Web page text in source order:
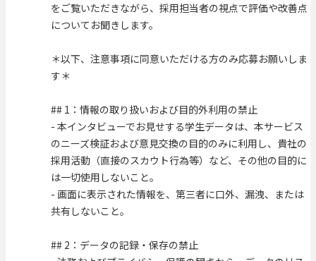
をご覧いただきながら、採用担当者の視点で評価や改善点
についてお聞きします。
＊以下、注意事項に同意いただける方のみ応募お願いしま
す＊
## 1：情報の取り扱いおよび目的外利用の禁止
- 本インタビューでお見せする学生データは、本サービス
のニーズ検証および意見交換の目的のみに利用し、貴社の
採用活動（直接のスカウト行為等）など、その他の目的に
は一切使用しないこと。
- 画面に表示された情報を、第三者に口外、漏洩、または
共有しないこと。
## 2：データの記録・保存の禁止